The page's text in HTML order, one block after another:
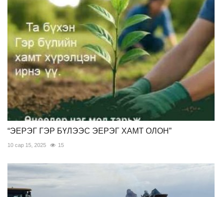
“ЭЕРЭГ ГЭР БҮЛЭЭС ЭЕРЭГ ХАМТ ОЛОН”
10 сар 15, 2025 15